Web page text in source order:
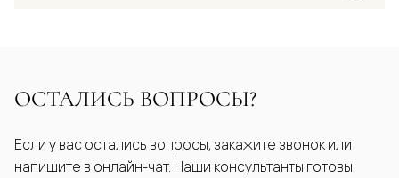
ОСТАЛИСЬ ВОПРОСЫ?
Если у вас остались вопросы, закажите звонок или
напишите в онлайн-чат. Наши консультанты готовы